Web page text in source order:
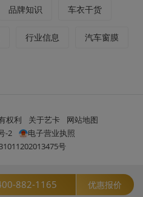
品牌知识 车衣干货
行业信息 汽车窗膜
权利 关于艺卡
网站地图
-2
电子营业执照
号
882-1165 优惠报价